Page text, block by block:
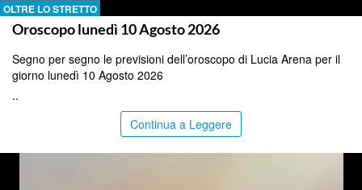
OLTRE LO STRETTO
Oroscopo lunedì 10 Agosto 2026
Segno per segno le previsioni dell’oroscopo di Lucia Arena per il
giorno lunedì 10 Agosto 2026
..
Continua a Leggere